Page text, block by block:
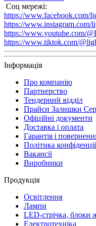
Соц мережі:
https://www.facebook.com/
https://www.instagram.com/
https://www.youtube.com/
https://www.tiktok.com/
Інформація
Про компанію
Партнерство
Тендерний відділ
Прайси Залишки
Офіційні документи
Доставка і оплата
Гарантія і
Політика
Вакансії
Виробники
Продукція
Освітлення
Лампи
LED-стрічка, блоки
Електротехніка